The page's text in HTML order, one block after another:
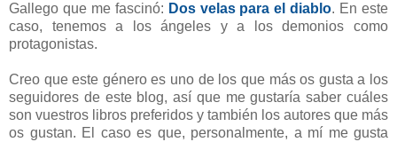
Gallego que me fascinó: Dos velas para el diablo. En este
caso, tenemos a los ángeles y a los demonios como
protagonistas.
Creo que este género es uno de los que más os gusta a los
seguidores de este blog, así que me gustaría saber cuáles
son vuestros libros preferidos y también los autores que más
os gustan. El caso es que, personalmente, a mí me gusta